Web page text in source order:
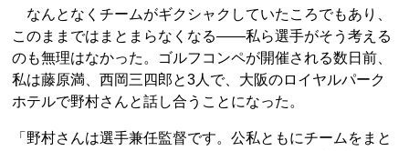
なんとなくチームがギクシャクしていたころでもあり、
このままではまとまらなくなる――私ら選手がそう考える
のも無理はなかった。ゴルフコンペが開催される数日前、
私は藤原満、西岡三四郎と3人で、大阪のロイヤルパーク
ホテルで野村さんと話し合うことになった。
「野村さんは選手兼任監督です。公私ともにチームをまと